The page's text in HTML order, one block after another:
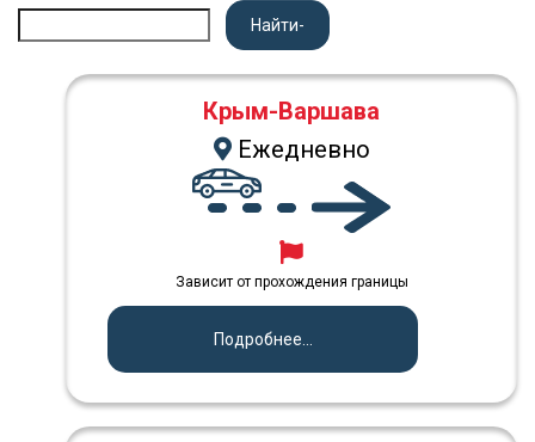
Найти-
Крым-Варшава
Ежедневно
Зависит от прохождения границы
Подробнее...